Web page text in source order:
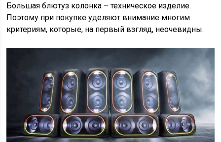
Большая блютуз колонка – техническое изделие.
Поэтому при покупке уделяют внимание многим
критериям, которые, на первый взгляд, неочевидны.